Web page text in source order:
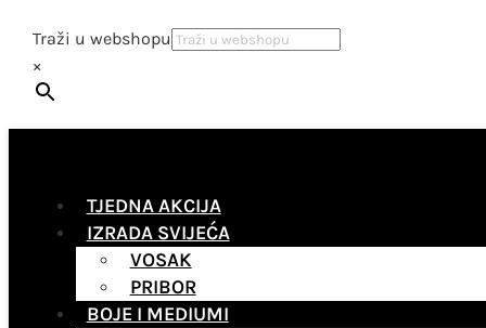
Traži u webshopu
×
TJEDNA AKCIJA
IZRADA SVIJEĆA
VOSAK
PRIBOR
BOJE I MEDIUMI